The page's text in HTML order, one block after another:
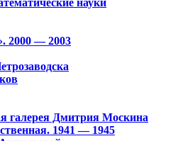
науки
2000 — 2003
галерея Дмитрия Москина
1941 — 1945